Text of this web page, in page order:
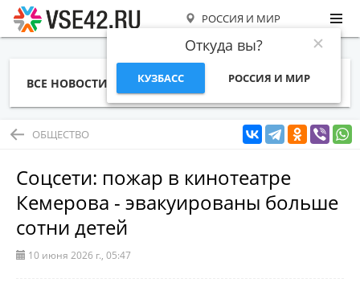
РОССИЯ И МИР
Откуда вы?
КУЗБАСС РОССИЯ И МИР
ВСЕ НОВОСТИ СТАТЬИ ТЕМЫ ФОТО
ОБЩЕСТВО
Соцсети: пожар в кинотеатре
Кемерова - эвакуированы больше
сотни детей
10 июня 2026 г., 05:47